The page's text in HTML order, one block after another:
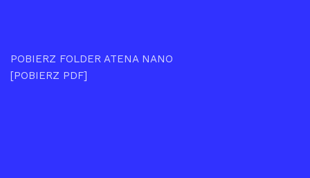
POBIERZ FOLDER ATENA NANO
[POBIERZ PDF]